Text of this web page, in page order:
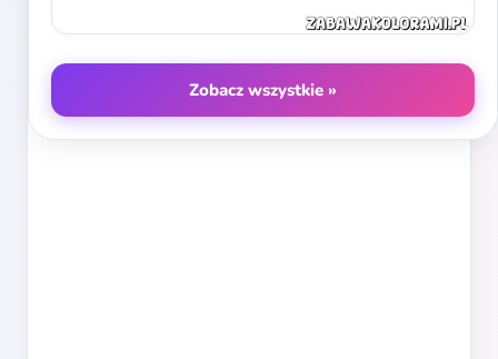
Zobacz wszystkie »